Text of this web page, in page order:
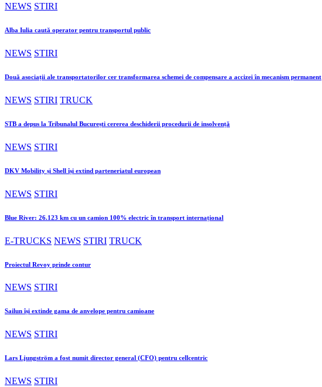
NEWS STIRI
Alba Iulia caută operator pentru transportul public
NEWS STIRI
Două asociații ale transportatorilor cer transformarea schemei de compensare a accizei în mecanism permanent
NEWS STIRI TRUCK
STB a depus la Tribunalul București cererea deschiderii procedurii de insolvență
NEWS STIRI
DKV Mobility și Shell își extind parteneriatul european
NEWS STIRI
Blue River: 26.123 km cu un camion 100% electric în transport internațional
E-TRUCKS NEWS STIRI TRUCK
Proiectul Revoy prinde contur
NEWS STIRI
Sailun își extinde gama de anvelope pentru camioane
NEWS STIRI
Lars Ljungström a fost numit director general (CFO) pentru cellcentric
NEWS STIRI